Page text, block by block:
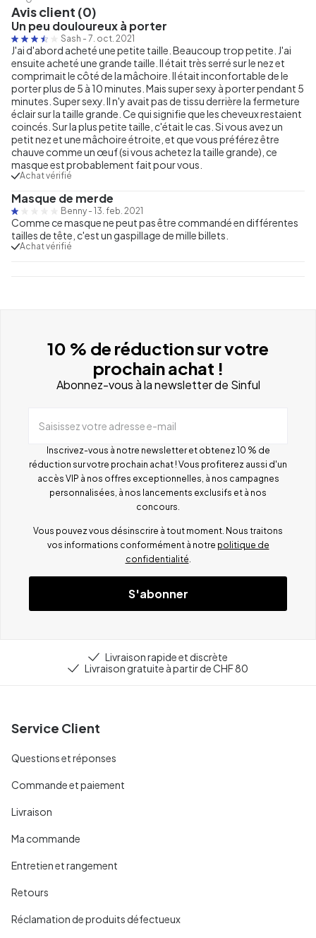
Avis client (0)
Un peu douloureux à porter
Sash - 7. oct. 2021
J'ai d'abord acheté une petite taille. Beaucoup trop petite. J'ai
ensuite acheté une grande taille. Il était très serré sur le nez et
comprimait le côté de la mâchoire. Il était inconfortable de le
porter plus de 5 à 10 minutes. Mais super sexy à porter pendant 5
minutes. Super sexy. Il n'y avait pas de tissu derrière la fermeture
éclair sur la taille grande. Ce qui signifie que les cheveux restaient
coincés. Sur la plus petite taille, c'était le cas. Si vous avez un
petit nez et une mâchoire étroite, et que vous préférez être
chauve comme un œuf (si vous achetez la taille grande), ce
masque est probablement fait pour vous.
Achat vérifié
Masque de merde
Benny - 13. feb. 2021
Comme ce masque ne peut pas être commandé en différentes
tailles de tête, c'est un gaspillage de mille billets.
Achat vérifié
10 % de réduction sur votre
prochain achat !
Abonnez-vous à la newsletter de Sinful
Saisissez votre adresse e-mail
Inscrivez-vous à notre newsletter et obtenez 10 % de
réduction sur votre prochain achat ! Vous profiterez aussi d'un
accès VIP à nos offres exceptionnelles, à nos campagnes
personnalisées, à nos lancements exclusifs et à nos
concours.
Vous pouvez vous désinscrire à tout moment. Nous traitons
vos informations conformément à notre politique de
confidentialité
S'abonner
Livraison rapide et discrète
Livraison gratuite à partir de CHF 80
Service Client
Questions et réponses
Commande et paiement
Livraison
Ma commande
Entretien et rangement
Retours
Réclamation de produits défectueux